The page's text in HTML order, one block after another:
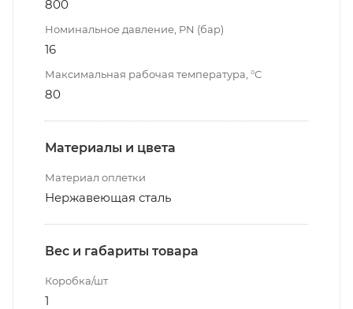
800
Номинальное давление, PN (бар)
16
Максимальная рабочая температура, °С
80
Материалы и цвета
Материал оплетки
Нержавеющая сталь
Вес и габариты товара
Коробка/шт
1